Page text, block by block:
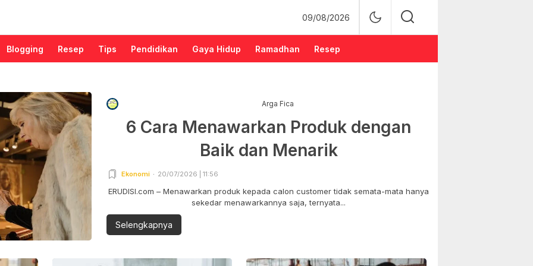
09/08/2026
Blogging Resep Tips Pendidikan Gaya Hidup Ramadhan Resep
Arga Fica
6 Cara Menawarkan Produk dengan
Baik dan Menarik
Ekonomi 20/07/2026 | 11:56
ERUDISI.com – Menawarkan produk kepada calon customer tidak semata-mata hanya
sekedar menawarkannya saja, ternyata...
Selengkapnya